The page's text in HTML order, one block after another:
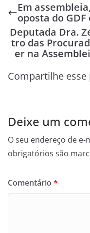
Em
oposta do
Deputada Dra.
tro das
er na
Compartilhe esse
Deixe um
O seu endereço de
obrigatórios são
Comentário *